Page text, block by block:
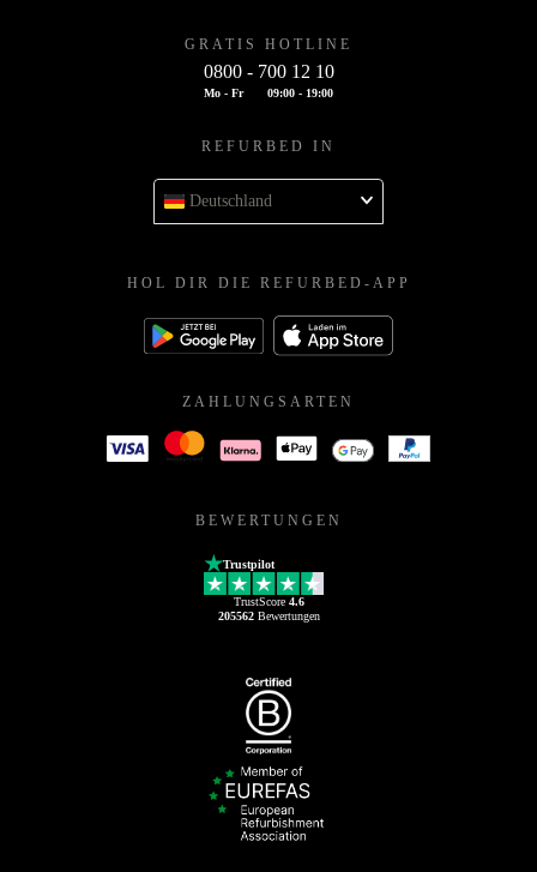
GRATIS HOTLINE
0800 - 700 12 10
Mo - Fr 09:00 - 19:00
REFURBED IN
Deutschland
HOL DIR DIE REFURBED-APP
ZAHLUNGSARTEN
BEWERTUNGEN
Trustpilot
TrustScore 4.6
205562Bewertungen